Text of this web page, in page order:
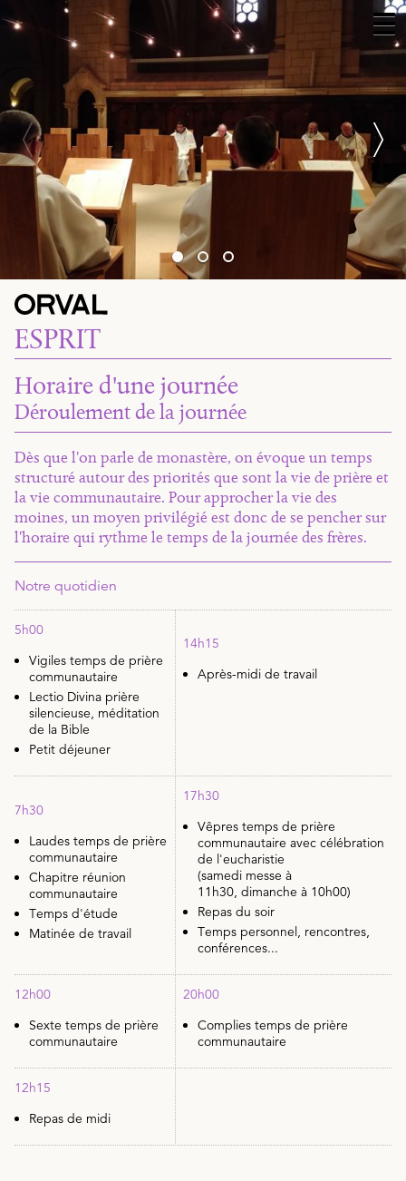
ESPRIT
Horaire d'une journée
Déroulement de la journée
Dès que l'on parle de monastère, on évoque un temps
structuré autour des priorités que sont la vie de prière et
la vie communautaire. Pour approcher la vie des
moines, un moyen privilégié est donc de se pencher sur
l'horaire qui rythme le temps de la journée des frères.
Notre quotidien
5h00
Vigiles temps de prière
communautaire
Lectio Divina prière
silencieuse, méditation
de la Bible
Petit déjeuner
14h15
Après-midi de travail
7h30
Laudes temps de prière
communautaire
Chapitre réunion
communautaire
Temps d'étude
Matinée de travail
17h30
Vêpres temps de prière
communautaire avec célébration
de l'eucharistie
(samedi messe à
11h30, dimanche à 10h00)
Repas du soir
Temps personnel, rencontres,
conférences...
12h00
Sexte temps de prière
communautaire
20h00
Complies temps de prière
communautaire
12h15
Repas de midi